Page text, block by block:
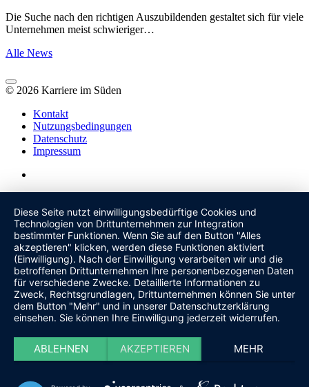
Die Suche nach den richtigen Auszubildenden gestaltet sich für viele
Unternehmen meist schwieriger…
Alle News
© 2026 Karriere im Süden
Kontakt
Nutzungsbedingungen
Datenschutz
Impressum
Diese Seite nutzt einwilligungsbedürftige Cookies und
Technologien von Drittunternehmen zur Integration
bestimmter Funktionen. Wenn Sie auf den Button "Alles
akzeptieren" klicken, werden diese Funktionen aktiviert
(Einwilligung). Nach der Einwilligung verarbeiten wir und die
betroffenen Drittunternehmen Ihre personenbezogenen Daten
für verschiedene Zwecke. Detaillierte Informationen zu
Zweck, Rechtsgrundlagen, Drittunternehmen können Sie unter
dem Button "Mehr" und in unserer Datenschutzerklärung
einsehen. Sie können Ihre Einwilligung jederzeit widerrufen.
ABLEHNEN AKZEPTIEREN MEHR